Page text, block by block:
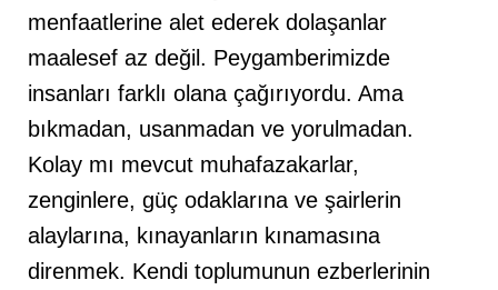
menfaatlerine alet ederek dolaşanlar
maalesef az değil. Peygamberimizde
insanları farklı olana çağırıyordu. Ama
bıkmadan, usanmadan ve yorulmadan.
Kolay mı mevcut muhafazakarlar,
zenginlere, güç odaklarına ve şairlerin
alaylarına, kınayanların kınamasına
direnmek. Kendi toplumunun ezberlerinin